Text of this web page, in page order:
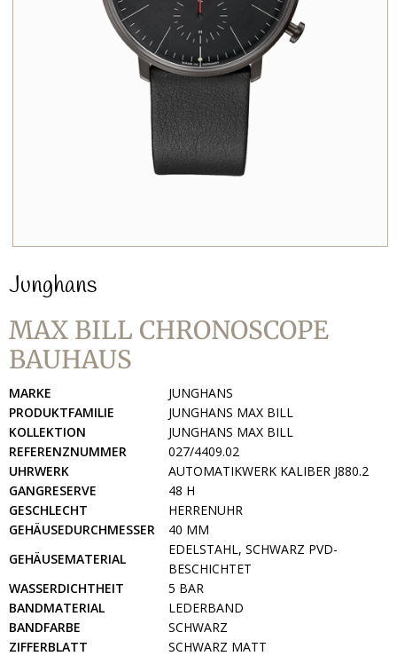
Junghans
MAX BILL CHRONOSCOPE
BAUHAUS
MARKE
JUNGHANS
PRODUKTFAMILIE
JUNGHANS MAX BILL
KOLLEKTION
JUNGHANS MAX BILL
REFERENZNUMMER
027/4409.02
UHRWERK
AUTOMATIKWERK KALIBER J880.2
GANGRESERVE
48 H
GESCHLECHT
HERRENUHR
GEHÄUSEDURCHMESSER
40 MM
GEHÄUSEMATERIAL
EDELSTAHL, SCHWARZ PVD-
BESCHICHTET
WASSERDICHTHEIT
5 BAR
BANDMATERIAL
LEDERBAND
BANDFARBE
SCHWARZ
ZIFFERBLATT
SCHWARZ MATT